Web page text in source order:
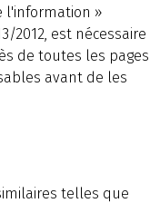
l'information »
2012, est nécessaire
de toutes les pages
avant de les
telles que